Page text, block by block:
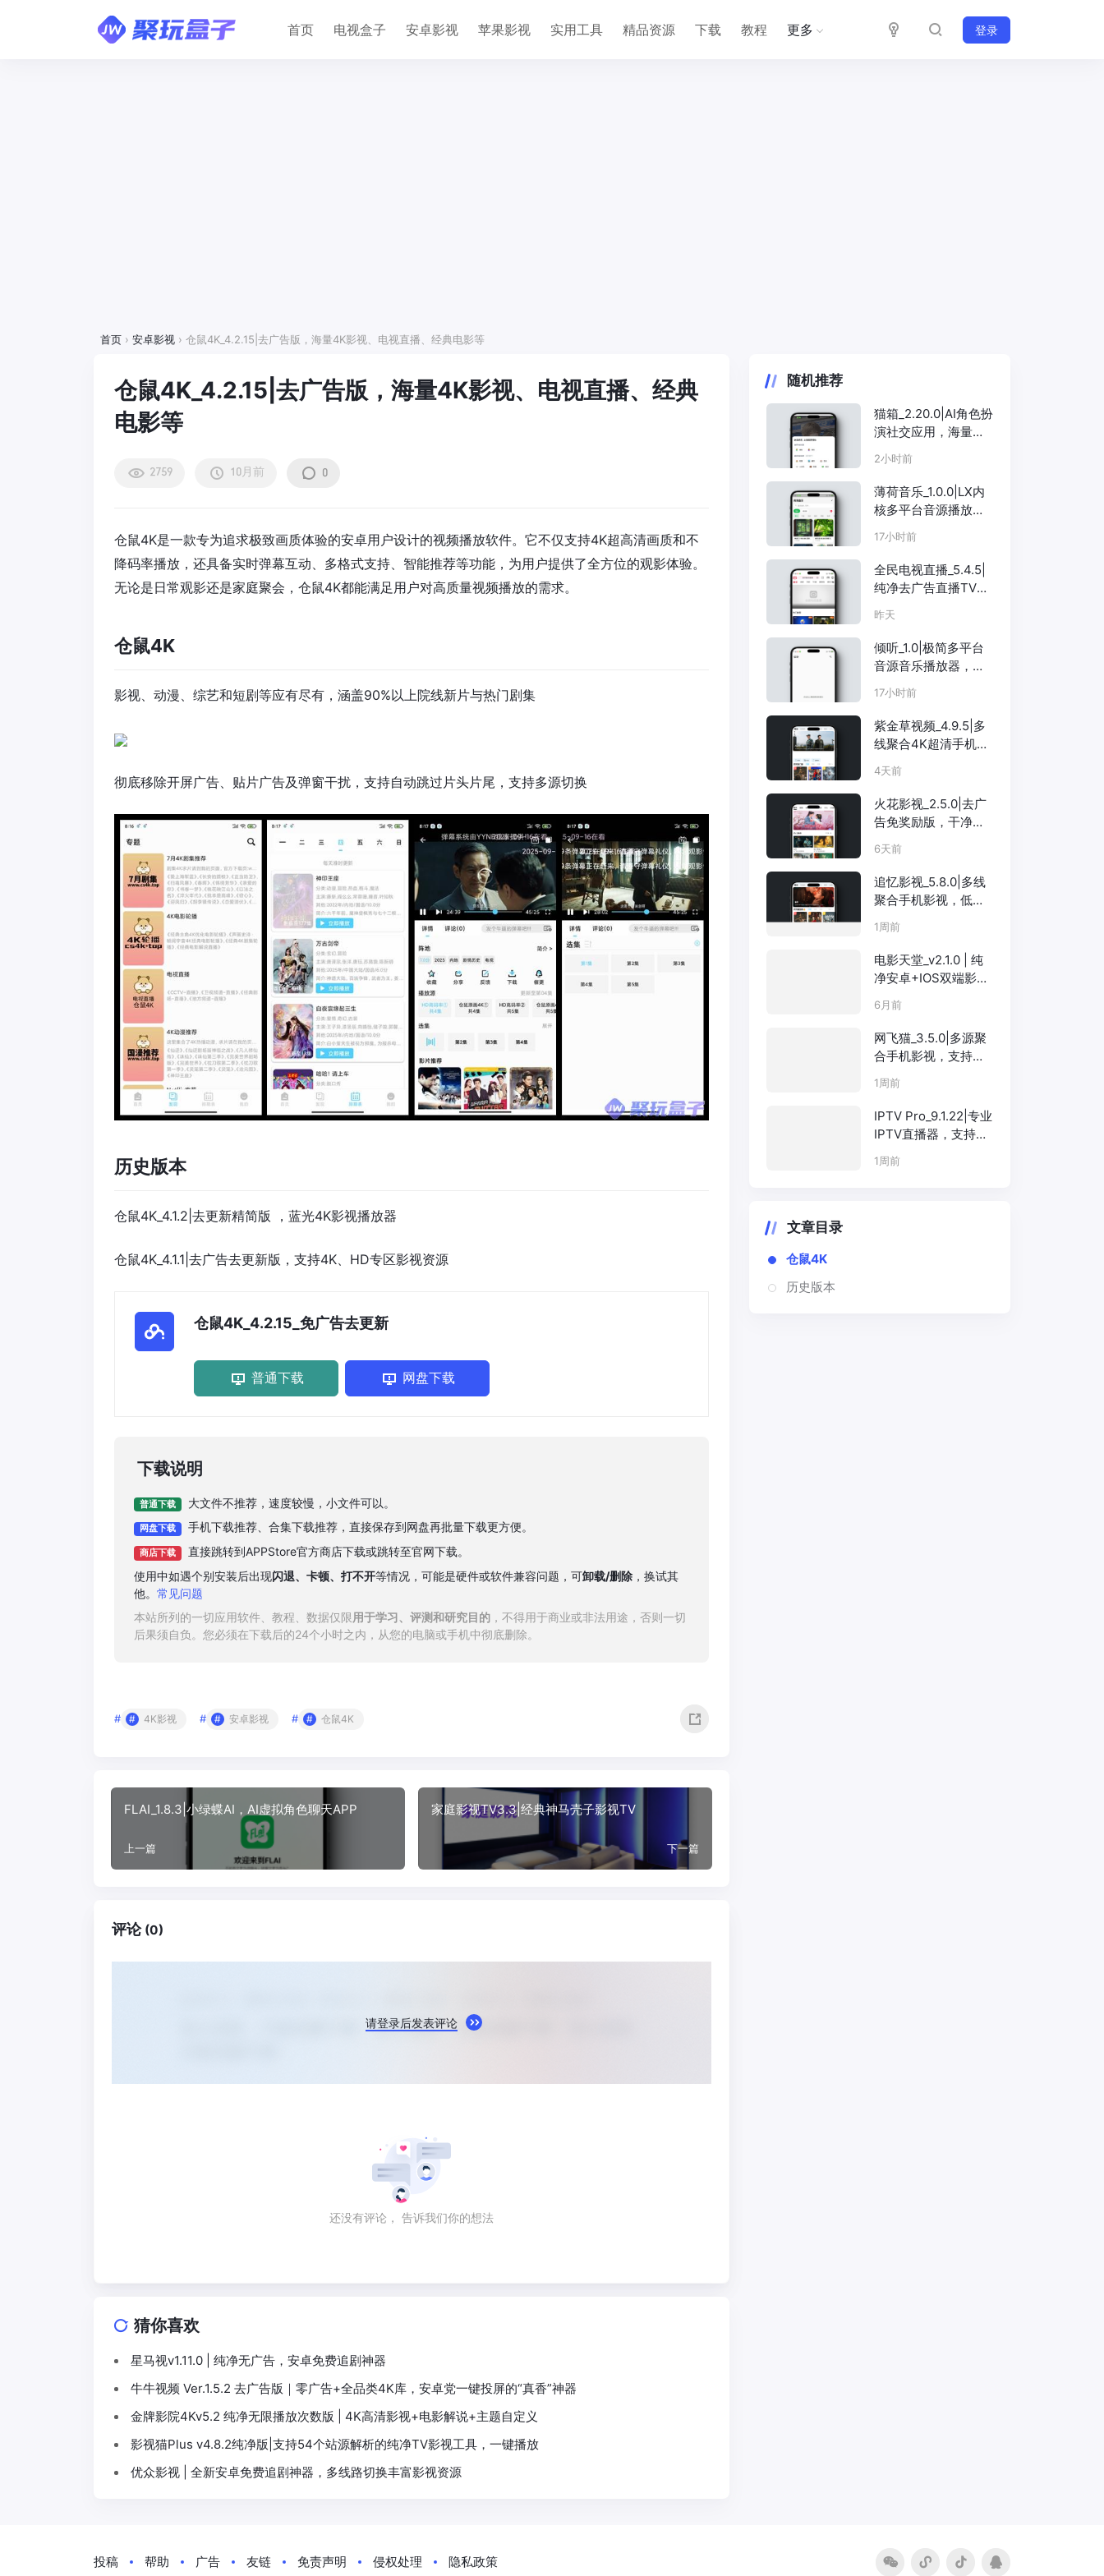
首页 电视盒子 安卓影视 苹果影视 实用工具 精品资源 下载 教程 更多 登录
首页 › 安卓影视 › 仓鼠4K_4.2.15|去广告版，海量4K影视、电视直播、经典电影等
仓鼠4K_4.2.15|去广告版，海量4K影视、电视直播、经典
电影等
2759 10月前 0
仓鼠4K是一款专为追求极致画质体验的安卓用户设计的视频播放软件。它不仅支持4K超高清画质和不
降码率播放，还具备实时弹幕互动、多格式支持、智能推荐等功能，为用户提供了全方位的观影体验。
无论是日常观影还是家庭聚会，仓鼠4K都能满足用户对高质量视频播放的需求。
仓鼠4K
影视、动漫、综艺和短剧等应有尽有，涵盖90%以上院线新片与热门剧集
彻底移除开屏广告、贴片广告及弹窗干扰，支持自动跳过片头片尾，支持多源切换
历史版本
仓鼠4K_4.1.2|去更新精简版 ，蓝光4K影视播放器
仓鼠4K_4.1.1|去广告去更新版，支持4K、HD专区影视资源
仓鼠4K_4.2.15_免广告去更新
普通下载 网盘下载
下载说明
普通下载 大文件不推荐，速度较慢，小文件可以。
网盘下载 手机下载推荐、合集下载推荐，直接保存到网盘再批量下载更方便。
商店下载
直接跳转到APPStore官方商店下载或跳转至官网下载。
使用中如遇个别安装后出现闪退、卡顿、打不开等情况，可能是硬件或软件兼容问题，可卸载/删除 ，换试其
他。 常见问题
本站所列的一切应用软件、教程、数据仅限 用于学习、评测和研究目的 ，不得用于商业或非法用途，否则一切
后果须自负。您必须在下载后的24个小时之内，从您的电脑或手机中彻底删除。
# 4K影视 # 安卓影视 # 仓鼠4K
FLAI_1.8.3|小绿蝶AI，AI虚拟角色聊天APP
上一篇
家庭影视TV3.3|经典神马壳子影视TV
下一篇
评论 (0)
请登录后发表评论
还没有评论， 告诉我们你的想法
猜你喜欢
星马视v1.11.0 | 纯净无广告，安卓免费追剧神器
牛牛视频 Ver.1.5.2 去广告版｜零广告+全品类4K库，安卓党一键投屏的“真香”神器
金牌影院4Kv5.2 纯净无限播放次数版 | 4K高清影视+电影解说+主题自定义
影视猫Plus v4.8.2纯净版|支持54个站源解析的纯净TV影视工具，一键播放
优众影视 | 全新安卓免费追剧神器，多线路切换丰富影视资源
随机推荐
猫箱_2.20.0|AI角色扮
演社交应用，海量虚
拟角色沉浸互动
2小时前
薄荷音乐_1.0.0|LX内
核多平台音源播放
器，附无损音源包
17小时前
全民电视直播_5.4.5|
纯净去广告直播TV，
三版本合集央视卫视
全覆盖
昨天
倾听_1.0|极简多平台
音源音乐播放器，纯
粹听歌
17小时前
紫金草视频_4.9.5|多
线聚合4K超清手机影
视，投屏下载全支持
4天前
火花影视_2.5.0|去广
告免奖励版，干净看
片白嫖VIP画质
6天前
追忆影视_5.8.0|多线
聚合手机影视，低调
好用的追剧利器
1周前
电影天堂_v2.1.0 | 纯
净安卓+IOS双端影视
APP，支持Netflix、
短剧、直播，多条4K
6月前
网飞猫_3.5.0|多源聚
合手机影视，支持投
屏+离线下载
1周前
IPTV Pro_9.1.22|专业
IPTV直播器，支持
M3U/EPG多协议解析
1周前
文章目录
仓鼠4K
历史版本
投稿 帮助 广告 友链 免责声明 侵权处理 隐私政策